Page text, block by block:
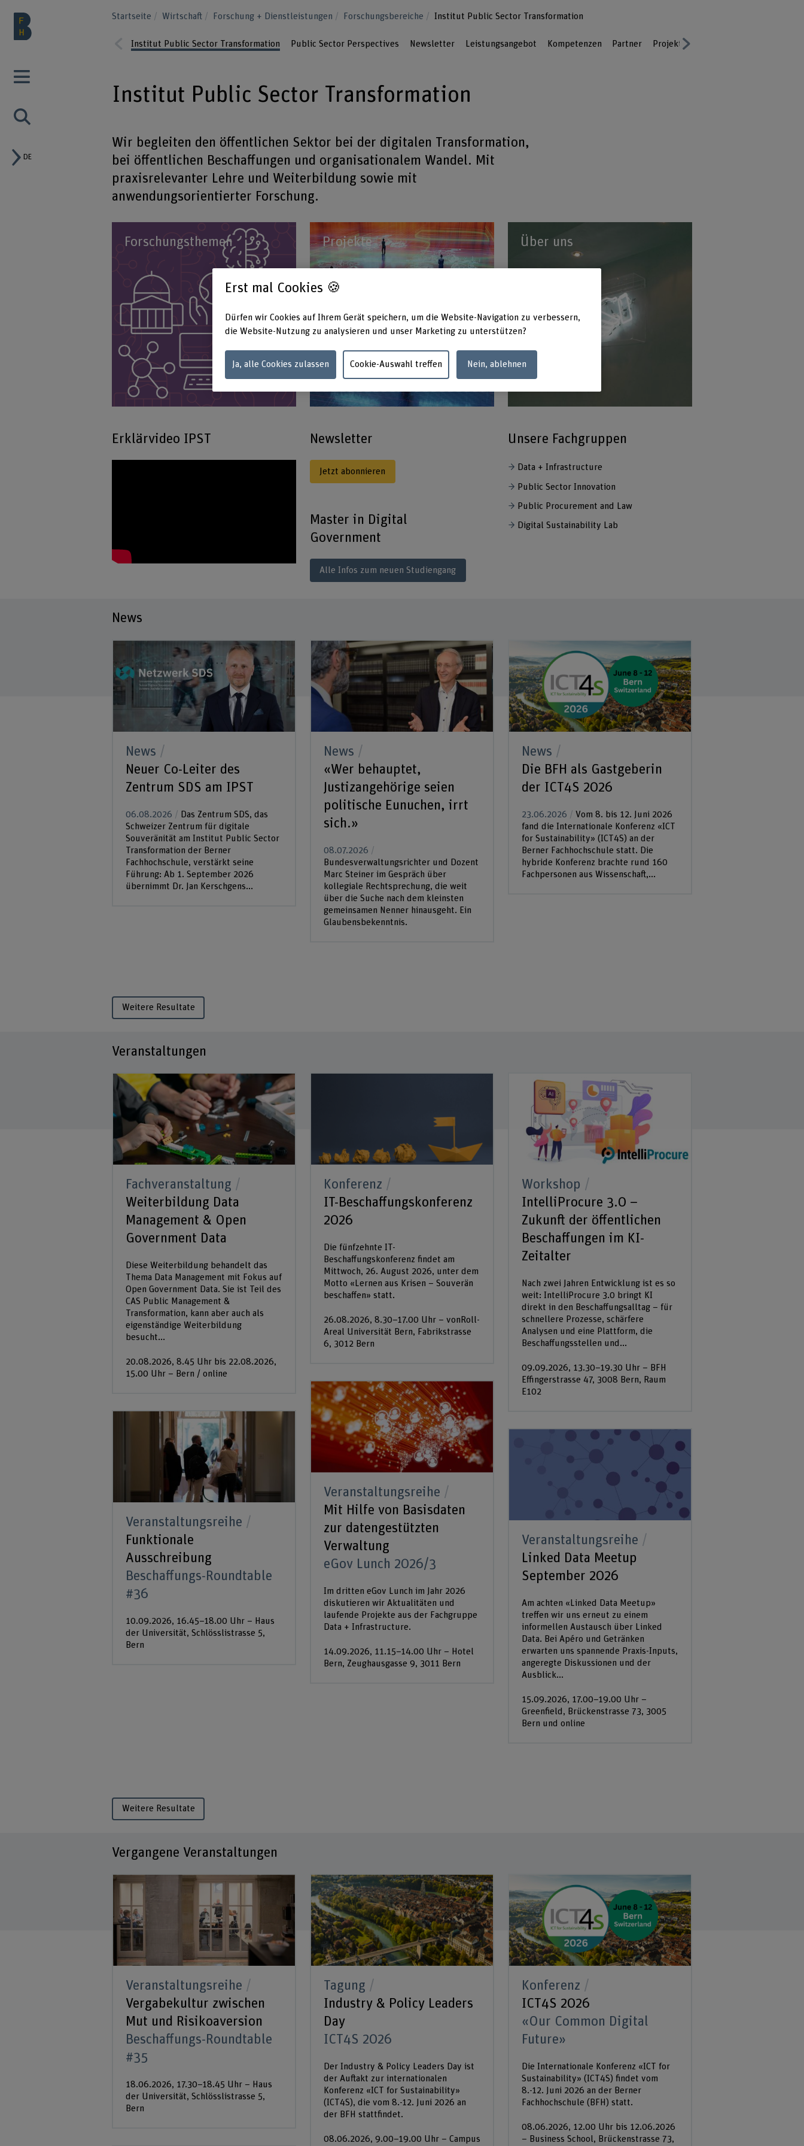
DE
Startseite Wirtschaft Forschung + Dienstleistungen Forschungsbereiche Institut Public Sector Transformation
ious
Institut Public Sector Transformation Public Sector Perspectives Newsletter Leistungsangebot Kompetenzen Partner Projekte
Institut Public Sector Transformation
Wir begleiten den öffentlichen Sektor bei der digitalen Transformation,
bei öffentlichen Beschaffungen und organisationalem Wandel. Mit
praxisrelevanter Lehre und Weiterbildung sowie mit
anwendungsorientierter Forschung.
Forschungsthemen Projekte Über uns
Erklärvideo IPST Newsletter
Jetzt abonnieren
Master in Digital
Government
Alle Infos zum neuen Studiengang
Unsere Fachgruppen
Data + Infrastructure
Public Sector Innovation
Public Procurement and Law
Digital Sustainability Lab
News
News
Neuer Co-Leiter des
Zentrum SDS am IPST
06.08.2026
Das Zentrum SDS, das
Schweizer Zentrum für digitale
Souveränität am Institut Public Sector
Transformation der Berner
Fachhochschule, verstärkt seine
Führung: Ab 1. September 2026
übernimmt Dr. Jan Kerschgens...
News
«Wer behauptet,
Justizangehörige seien
politische Eunuchen, irrt
sich.»
08.07.2026
Bundesverwaltungsrichter und Dozent
Marc Steiner im Gespräch über
kollegiale Rechtsprechung, die weit
über die Suche nach dem kleinsten
gemeinsamen Nenner hinausgeht. Ein
Glaubensbekenntnis.
News
Die BFH als Gastgeberin
der ICT4S 2026
23.06.2026
Vom 8. bis 12. Juni 2026
fand die Internationale Konferenz «ICT
for Sustainability» (ICT4S) an der
Berner Fachhochschule statt. Die
hybride Konferenz brachte rund 160
Fachpersonen aus Wissenschaft,...
Weitere Resultate
Veranstaltungen
Fachveranstaltung
Weiterbildung Data
Management & Open
Government Data
Diese Weiterbildung behandelt das
Thema Data Management mit Fokus auf
Open Government Data. Sie ist Teil des
CAS Public Management &
Transformation, kann aber auch als
eigenständige Weiterbildung
besucht...
20.08.2026, 8.45 Uhr bis 22.08.2026,
15.00 Uhr – Bern / online
Veranstaltungsreihe
Funktionale
Ausschreibung
Beschaffungs-Roundtable
#36
10.09.2026, 16.45–18.00 Uhr – Haus
der Universität, Schlösslistrasse 5,
Bern
Konferenz
IT-Beschaffungskonferenz
2026
Die fünfzehnte IT-
Beschaffungskonferenz findet am
Mittwoch, 26. August 2026, unter dem
Motto «Lernen aus Krisen – Souverän
beschaffen» statt.
26.08.2026, 8.30–17.00 Uhr – vonRoll-
Areal Universität Bern, Fabrikstrasse
6, 3012 Bern
Veranstaltungsreihe
Mit Hilfe von Basisdaten
zur datengestützten
Verwaltung
eGov Lunch 2026/3
Im dritten eGov Lunch im Jahr 2026
diskutieren wir Aktualitäten und
laufende Projekte aus der Fachgruppe
Data + Infrastructure.
14.09.2026, 11.15–14.00 Uhr – Hotel
Bern, Zeughausgasse 9, 3011 Bern
Workshop
IntelliProcure 3.0 –
Zukunft der öffentlichen
Beschaffungen im KI-
Zeitalter
Nach zwei Jahren Entwicklung ist es so
weit: IntelliProcure 3.0 bringt KI
direkt in den Beschaffungsalltag – für
schnellere Prozesse, schärfere
Analysen und eine Plattform, die
Beschaffungsstellen und...
09.09.2026, 13.30–19.30 Uhr – BFH
Effingerstrasse 47, 3008 Bern, Raum
E102
Veranstaltungsreihe
Linked Data Meetup
September 2026
Am achten «Linked Data Meetup»
treffen wir uns erneut zu einem
informellen Austausch über Linked
Data. Bei Apéro und Getränken
erwarten uns spannende Praxis-Inputs,
angeregte Diskussionen und der
Ausblick...
15.09.2026, 17.00–19.00 Uhr –
Greenfield, Brückenstrasse 73, 3005
Bern und online
Weitere Resultate
Vergangene Veranstaltungen
Veranstaltungsreihe
Vergabekultur zwischen
Mut und Risikoaversion
Beschaffungs-Roundtable
#35
18.06.2026, 17.30–18.45 Uhr – Haus
der Universität, Schlösslistrasse 5,
Bern
Tagung
Industry & Policy Leaders
Day
ICT4S 2026
Der Industry & Policy Leaders Day ist
der Auftakt zur internationalen
Konferenz «ICT for Sustainability»
(ICT4S), die vom 8.-12. Juni 2026 an
der BFH stattfindet.
08.06.2026, 9.00–19.00 Uhr – Campus
Konferenz
ICT4S 2026
«Our Common Digital
Future»
Die Internationale Konferenz «ICT for
Sustainability» (ICT4S) findet vom
8.-12. Juni 2026 an der Berner
Fachhochschule (BFH) statt.
08.06.2026, 12.00 Uhr bis 12.06.2026
– Business School, Brückenstrasse 73,
Erst mal Cookies 🍪
Dürfen wir Cookies auf Ihrem Gerät speichern, um die Website-Navigation zu verbessern,
die Website-Nutzung zu analysieren und unser Marketing zu unterstützen?
Ja, alle Cookies zulassen Cookie-Auswahl treffen Nein, ablehnen